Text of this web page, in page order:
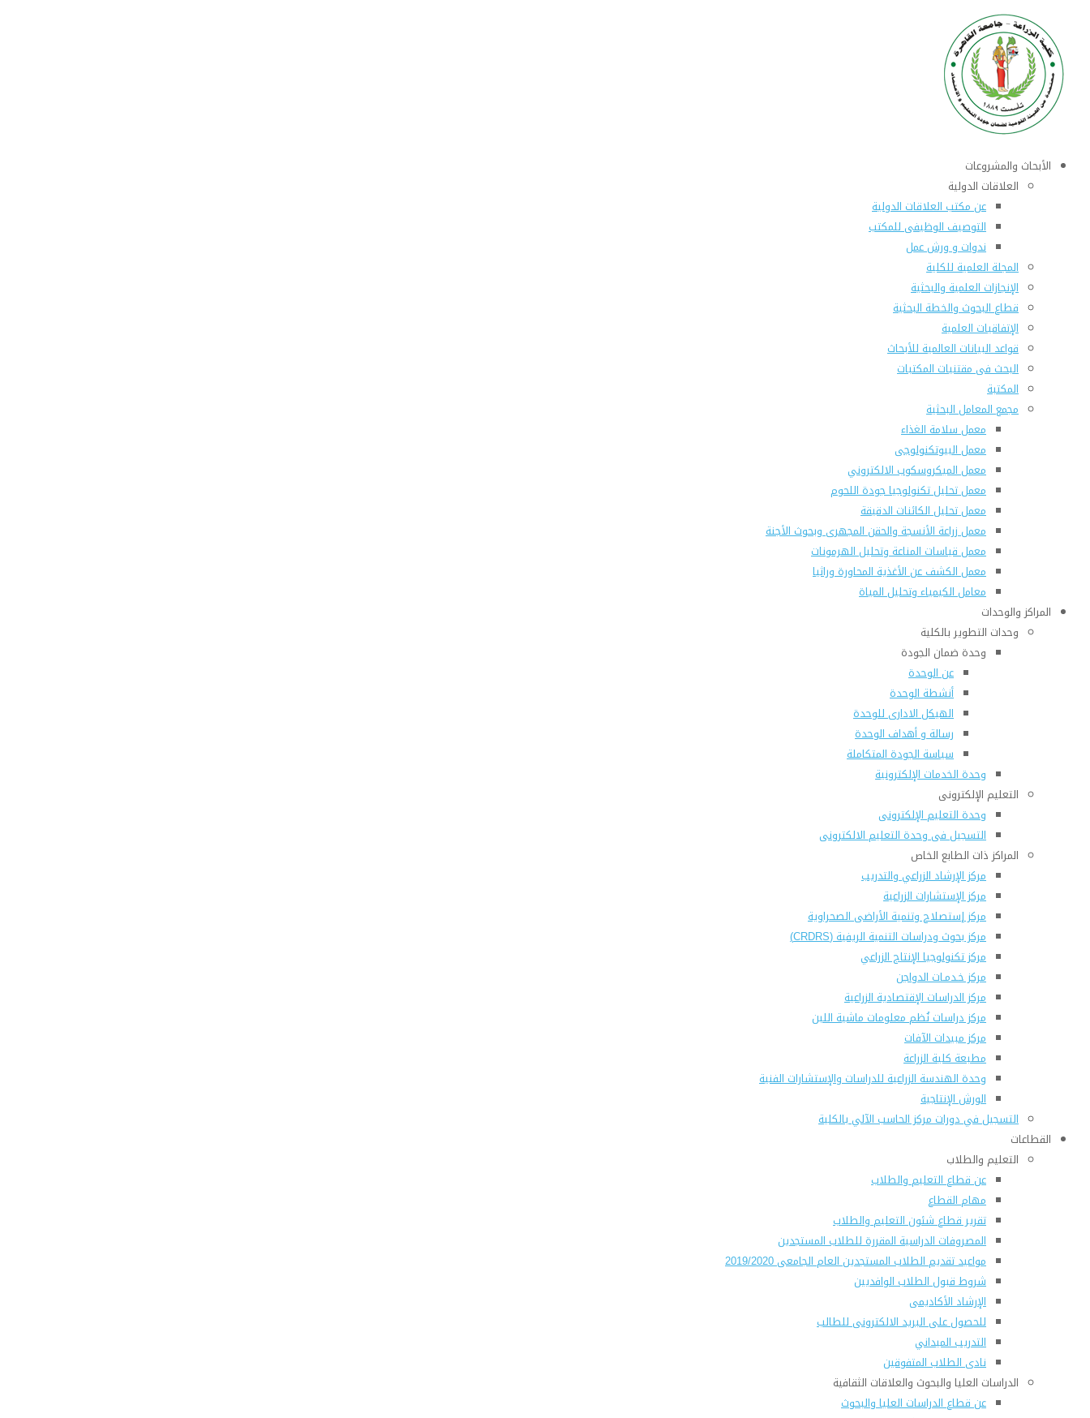
الأبحاث والمشروعات
العلاقات الدولية
عن مكتب العلاقات الدولية
التوصيف الوظيفى للمكتب
ندوات و ورش عمل
المجلة العلمية للكلية
الإنجازات العلمية والبحثية
قطاع البحوث والخطة البحثية
الإتفاقيات العلمية
قواعد البيانات العالمية للأبحاث
البحث فى مقتنيات المكتبات
المكتبة
مجمع المعامل البحثية
معمل سلامة الغذاء
معمل البيوتكنولوجى
معمل الميكروسكوب الالكتروني
معمل تحليل تكنولوجيا جودة اللحوم
معمل تحليل الكائنات الدقيقة
معمل زراعة الأنسجة والحقن المجهرى وبحوث الأجنة
معمل قياسات المناعة وتحليل الهرمونات
معمل الكشف عن الأغذية المحاورة وراثيا
معامل الكيمياء وتحليل المياة
المراكز والوحدات
وحدات التطوير بالكلية
وحدة ضمان الجودة
عن الوحدة
أنشطة الوحدة
الهيكل الادارى للوحدة
رسالة و أهداف الوحدة
سياسة الجودة المتكاملة
وحدة الخدمات الإلكترونية
التعليم الإلكترونى
وحدة التعليم الإلكترونى
التسجيل فى وحدة التعليم الالكترونى
المراكز ذات الطابع الخاص
مركز الإرشاد الزراعي والتدريب
مركز الإستشارات الزراعية
مركز إستصلاح وتنمية الأراضى الصحراوية
مركز بحوث ودراسات التنمية الريفية (CRDRS)
مركز تكنولوجيا الإنتاج الزراعي
مركز خـدمـات الدواجن
مركز الدراسات الإقتصادية الزراعية
مركز دراسات نُظم معلومات ماشية اللبن
مركز مبيدات الآفات
مطبعة كلية الزراعة
وحدة الهندسة الزراعية للدراسات والإستشارات الفنية
الورش الإنتاجية
التسجيل في دورات مركز الحاسب الآلي بالكلية
القطاعات
التعليم والطلاب
عن قطاع التعليم والطلاب
مهام القطاع
تقرير قطاع شئون التعليم والطلاب
المصروفات الدراسية المقررة للطلاب المستجدين
مواعيد تقديم الطلاب المستجدين العام الجامعى 2019/2020
شروط قبول الطلاب الوافديين
الإرشاد الأكاديمى
للحصول على البريد الالكترونى للطالب
التدريب الميداني
نادى الطلاب المتفوقين
الدراسات العليا والبحوث والعلاقات الثقافية
عن قطاع الدراسات العليا والبحوث